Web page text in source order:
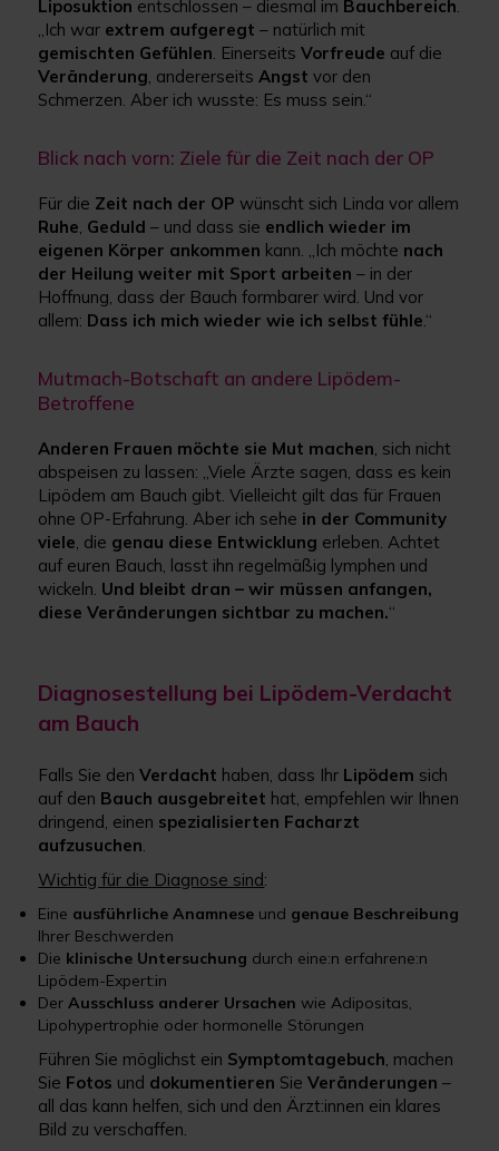
Liposuktion entschlossen – diesmal im Bauchbereich
„Ich war extrem aufgeregt – natürlich mit
gemischten Gefühlen . EinerseitsVorfreude auf die
Veränderung , andererseits Angst vor den
Schmerzen. Aber ich wusste: Es muss sein.“
Blick nach vorn: Ziele für die Zeit nach der OP
Für die Zeit nach der OP wünscht sich Linda vor allem
Ruhe Geduld – und dass sie endlich wieder im
eigenen Körper ankommen kann. „Ich möchte nach
der Heilung weiter mit Sport arbeiten – in der
Hoffnung, dass der Bauch formbarer wird. Und vor
allem: Dass ich mich wieder wie ich selbst fühle .“
Mutmach-Botschaft an andere Lipödem-
Betroffene
Anderen Frauen möchte sie Mut machen , sich nicht
abspeisen zu lassen: „Viele Ärzte sagen, dass es kein
Lipödem am Bauch gibt. Vielleicht gilt das für Frauen
ohne OP-Erfahrung. Aber ich sehe in der Community
viele , die genau diese Entwicklung erleben. Achtet
auf euren Bauch, lasst ihn regelmäßig lymphen und
wickeln. Und bleibt dran – wir müssen anfangen,
diese Veränderungen sichtbar zu machen.“
Diagnosestellung bei Lipödem-Verdacht
am Bauch
Falls Sie denVerdacht haben, dass Ihr Lipödem sich
auf den Bauch ausgebreitet hat, empfehlen wir Ihnen
dringend, einen spezialisierten Facharzt
aufzusuchen
Wichtig für die Diagnose sind:
Eine ausführliche Anamnese und genaue Beschreibung
Ihrer Beschwerden
Die klinische Untersuchung durch eine:n erfahrene:n
Lipödem-Expert:in
DerAusschluss anderer Ursachen wie Adipositas,
Lipohypertrophie oder hormonelle Störungen
Führen Sie möglichst ein Symptomtagebuch , machen
Sie Fotos und dokumentieren SieVeränderungen –
all das kann helfen, sich und den Ärzt:innen ein klares
Bild zu verschaffen.